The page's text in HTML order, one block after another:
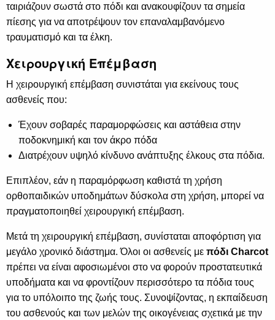
ταιριάζουν σωστά στο πόδι και ανακουφίζουν τα σημεία
πίεσης για να αποτρέψουν τον επαναλαμβανόμενο
τραυματισμό και τα έλκη.
Χειρουργική Επέμβαση
Η χειρουργική επέμβαση συνιστάται για εκείνους τους
ασθενείς που:
Έχουν σοβαρές παραμορφώσεις και αστάθεια στην
ποδοκνημική και τον άκρο πόδα
Διατρέχουν υψηλό κίνδυνο ανάπτυξης έλκους στα πόδια.
Επιπλέον, εάν η παραμόρφωση καθιστά τη χρήση
ορθοπαιδικών υποδημάτων δύσκολα στη χρήση, μπορεί να
πραγματοποιηθεί χειρουργική επέμβαση.
Μετά τη χειρουργική επέμβαση, συνίσταται αποφόρτιση για
μεγάλο χρονικό διάστημα. Όλοι οι ασθενείς με πόδι Charcot
πρέπει να είναι αφοσιωμένοι στο να φορούν προστατευτικά
υποδήματα και να φροντίζουν περισσότερο τα πόδια τους
για το υπόλοιπο της ζωής τους. Συνοψίζοντας, η εκπαίδευση
του ασθενούς και των μελών της οικογένειας σχετικά με την